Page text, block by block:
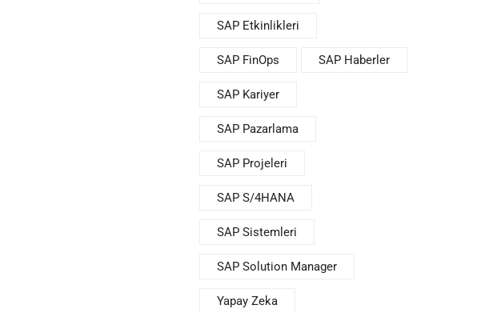
SAP Etkinlikleri
SAP FinOps SAP Haberler
SAP Kariyer
SAP Pazarlama
SAP Projeleri
SAP S/4HANA
SAP Sistemleri
SAP Solution Manager
Yapay Zeka